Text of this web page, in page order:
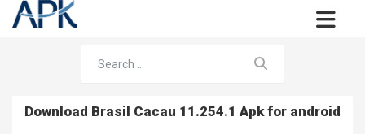
Download Brasil Cacau 11.254.1 Apk for android